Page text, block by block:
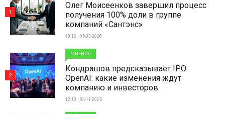
Олег Моисеенков завершил процесс
получения 100% доли в группе
компаний «Сантэнс»
18:12 | 05-03-2026
1
МНЕНИЯ
Кондрашов предсказывает IPO
OpenAI: какие изменения ждут
компанию и инвесторов
12:13 | 04-11-2025
2